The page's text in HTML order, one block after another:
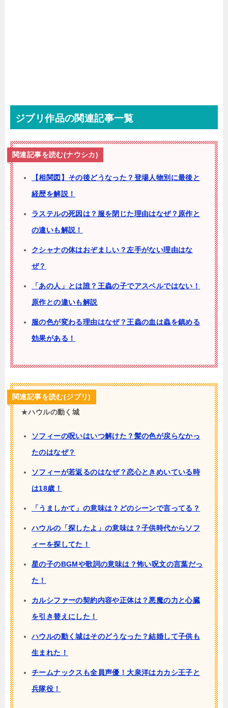
ジブリ作品の関連記事一覧
関連記事を読む(ナウシカ)
【相関図】その後どうなった？登場人物別に最後と
経歴を解説！
ラステルの死因は？服を閉じた理由はなぜ？原作と
の違いも解説！
クシャナの体はおぞましい？左手がない理由はな
ぜ？
「あの人」とは誰？王蟲の子でアスベルではない！
原作との違いも解説
服の色が変わる理由はなぜ？王蟲の血は蟲を鎮める
効果がある！
関連記事を読む(ジブリ)
★ハウルの動く城
ソフィーの呪いはいつ解けた？髪の色が戻らなかっ
たのはなぜ？
ソフィーが若返るのはなぜ？恋心ときめいている時
は18歳！
「うましかて」の意味は？どのシーンで言ってる？
ハウルの「探したよ」の意味は？子供時代からソフ
ィーを探してた！
星の子のBGMや歌詞の意味は？怖い呪文の言葉だっ
た！
カルシファーの契約内容や正体は？悪魔の力と心臓
を引き替えにした！
ハウルの動く城はそのどうなった？結婚して子供も
生まれた！
チームナックスも全員声優！大泉洋はカカシ王子と
兵隊役！